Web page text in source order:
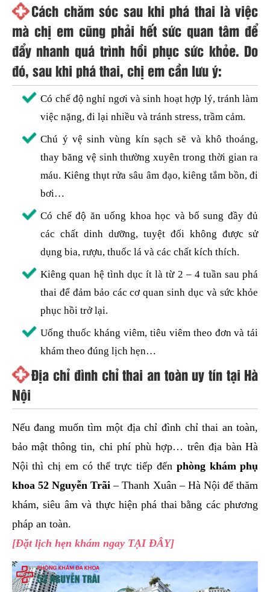
Cách chăm sóc sau khi phá thai là việc
mà chị em cũng phải hết sức quan tâm để
đẩy nhanh quá trình hồi phục sức khỏe. Do
đó, sau khi phá thai, chị em cần lưu ý:
Có chế độ nghỉ ngơi và sinh hoạt hợp lý, tránh làm
việc nặng, đi lại nhiều và tránh stress, trầm cảm.
Chú ý vệ sinh vùng kín sạch sẽ và khô thoáng,
thay băng vệ sinh thường xuyên trong thời gian ra
máu. Kiêng thụt rửa sâu âm đạo, kiêng tắm bồn, đi
bơi…
Có chế độ ăn uống khoa học và bổ sung đầy đủ
các chất dinh dưỡng, tuyệt đối không được sử
dụng bia, rượu, thuốc lá và các chất kích thích.
Kiêng quan hệ tình dục ít là từ 2 – 4 tuần sau phá
thai để đảm bảo các cơ quan sinh dục và sức khỏe
phục hồi trở lại.
Uống thuốc kháng viêm, tiêu viêm theo đơn và tái
khám theo đúng lịch hẹn…
Địa chỉ đình chỉ thai an toàn uy tín tại Hà
Nội
Nếu đang muốn tìm một địa chỉ đình chỉ thai an toàn,
bảo mật thông tin, chi phí phù hợp… trên địa bàn Hà
Nội thì chị em có thể trực tiếp đếnphòng khám phụ
khoa 52 Nguyễn Trãi – Thanh Xuân – Hà Nội để thăm
khám, siêu âm và thực hiện phá thai bằng các phương
pháp an toàn.
[Đặt lịch hẹn khám ngay TẠI ĐÂY]